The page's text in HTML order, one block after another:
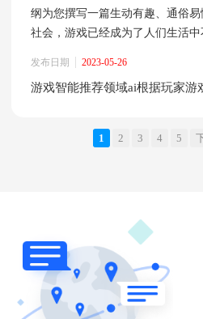
纲为您撰写一篇生动有趣、通俗易懂的文章
社会，游戏已经成为了人们生活
精准的游戏推荐服务。游戏智能
戏历史、偏好和行为等数据，推
术实现、商业价值以
发布日期 2023-05-26
1 2 3 4 5